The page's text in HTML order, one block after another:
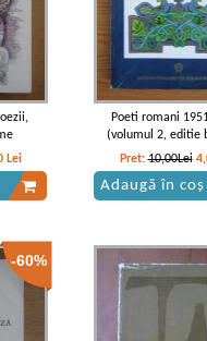
Lei
Poeti romani
(volumul 2, editie
Pret:10,00Lei
Adaugă în coș
-60%